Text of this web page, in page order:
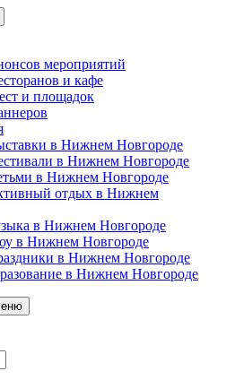
мероприятий
и кафе
и площадок
в Нижнем Новгороде
в Нижнем Новгороде
в Нижнем Новгороде
отдых в Нижнем
в Нижнем Новгороде
в Нижнем Новгороде
в Нижнем Новгороде
в Нижнем Новгороде